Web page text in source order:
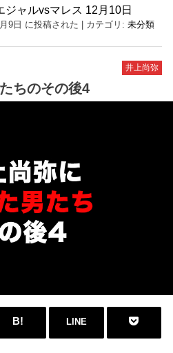
ジャルvsマレス 12月10日
9日 に投稿された カテゴリ:未分類
井上尚弥
ちのその後4
LINE